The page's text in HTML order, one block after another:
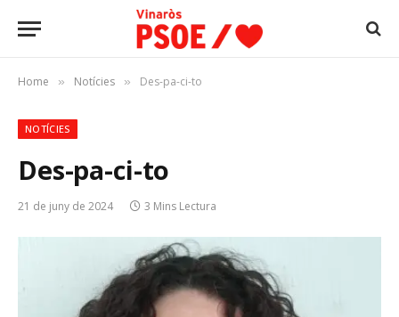
Home » Notícies » Des-pa-ci-to
NOTÍCIES
Des-pa-ci-to
21 de juny de 2024 3 Mins Lectura